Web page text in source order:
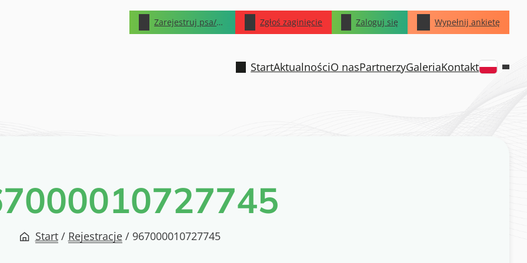
Zarejestruj psa/kota Zgłoś zaginięcie Zaloguj się Wypełnij ankietę
StartAktualnościO nasPartnerzyGaleriaKontakt
Start / Rejestracje / 967000010727745